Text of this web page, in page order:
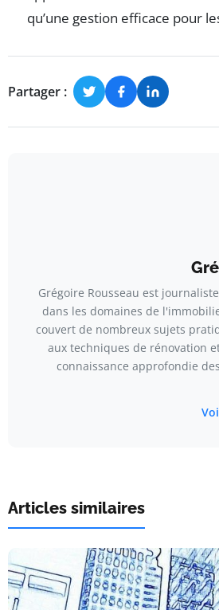
qu’une gestion efficace pour
Partager :
Grégoire Rousseau est
dans les domaines de
couvert de nombreux sujets
aux techniques de rénovation
connaissance approfondie
Articles similaires